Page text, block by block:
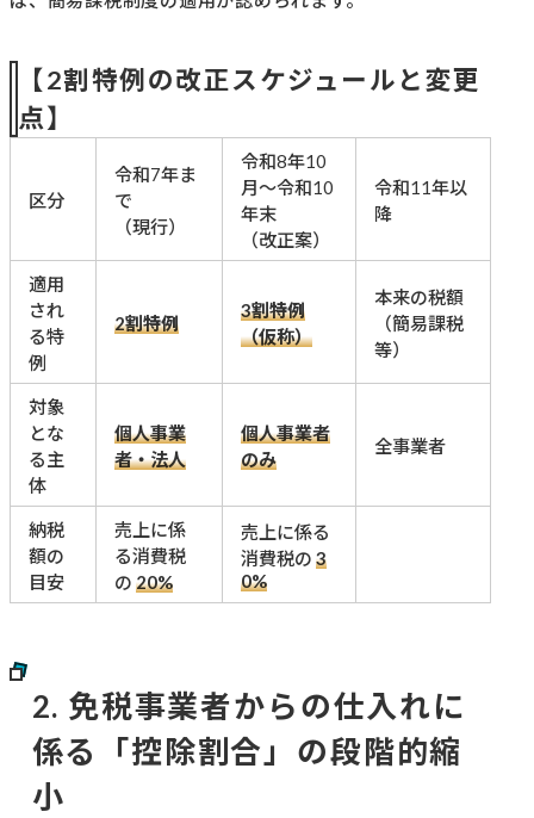
【2割特例の改正スケジュールと変更
点】
区分
令和7年ま
で
（現行）
令和8年10
月〜令和10
年末
（改正案）
令和11年以
降
適用
され
る特
例
2割特例
3割特例
（仮称）
本来の税額
（簡易課税
等）
対象
とな
る主
体
個人事業
者・法人
個人事業者
のみ
全事業者
納税
額の
目安
売上に係
る消費税
の20%
売上に係る
消費税の3
0%
2. 免税事業者からの仕入れに
係る「控除割合」の段階的縮
小